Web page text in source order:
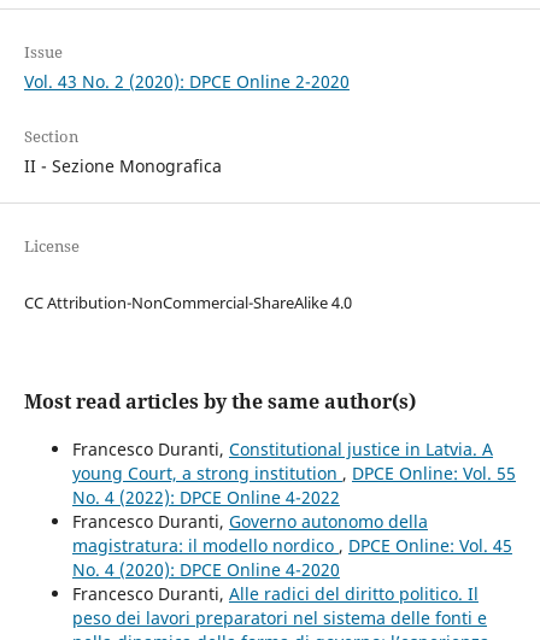
Issue
Vol. 43 No. 2 (2020): DPCE Online 2-2020
Section
II - Sezione Monografica
License
CC Attribution-NonCommercial-ShareAlike 4.0
Most read articles by the same author(s)
Francesco Duranti, Constitutional justice in Latvia. A
young Court, a strong institution , DPCE Online: Vol. 55
No. 4 (2022): DPCE Online 4-2022
Francesco Duranti, Governo autonomo della
magistratura: il modello nordico , DPCE Online: Vol. 45
No. 4 (2020): DPCE Online 4-2020
Francesco Duranti, Alle radici del diritto politico. Il
peso dei lavori preparatori nel sistema delle fonti e